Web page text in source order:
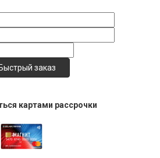
картами рассрочки